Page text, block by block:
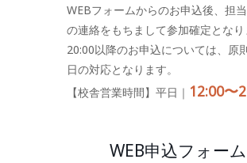
WEBフォームからのお申込後、担
の連絡をもちまして参加確定となり
20:00以降のお申込については、原
日の対応となります。
【校舎営業時間】平日｜ 12:00〜
WEB申込フォーム